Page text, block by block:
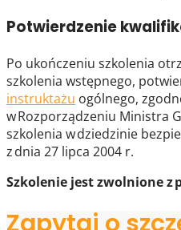
Potwierdzenie
Po ukończeniu szkolenia
szkolenia wstępnego,
instruktażu ogólnego,
w Rozporządzeniu Ministra
szkolenia w dziedzinie
z dnia 27 lipca 2004 r.
Szkolenie jest zwolnione z